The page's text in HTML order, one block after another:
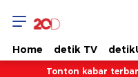
Home detik TV
Tonton kabar